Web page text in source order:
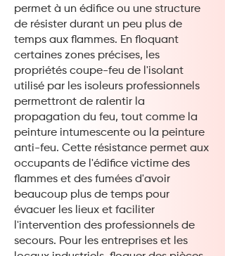
permet à un édifice ou une structure
de résister durant un peu plus de
temps aux flammes. En floquant
certaines zones précises, les
propriétés coupe-feu de l'isolant
utilisé par les isoleurs professionnels
permettront de ralentir la
propagation du feu, tout comme la
peinture intumescente ou la peinture
anti-feu. Cette résistance permet aux
occupants de l'édifice victime des
flammes et des fumées d'avoir
beaucoup plus de temps pour
évacuer les lieux et faciliter
l'intervention des professionnels de
secours. Pour les entreprises et les